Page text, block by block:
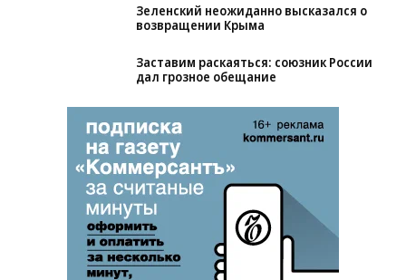
Зеленский неожиданно высказался о
возвращении Крыма
Заставим раскаяться: союзник России
дал грозное обещание